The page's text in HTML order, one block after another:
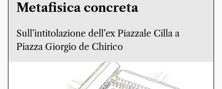
Metafisica concreta
Sull’intitolazione dell’ex Piazzale Cilla a
Piazza Giorgio de Chirico